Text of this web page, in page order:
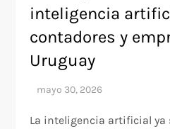
inteligencia
contadores y
Uruguay
La inteligencia artificial ya